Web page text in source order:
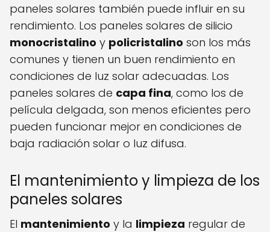
paneles solares también puede influir en su
rendimiento. Los paneles solares de silicio
monocristalino y policristalino son los más
comunes y tienen un buen rendimiento en
condiciones de luz solar adecuadas. Los
paneles solares de capa fina, como los de
película delgada, son menos eficientes pero
pueden funcionar mejor en condiciones de
baja radiación solar o luz difusa.
El mantenimiento y limpieza de los
paneles solares
El mantenimiento y la limpieza regular de